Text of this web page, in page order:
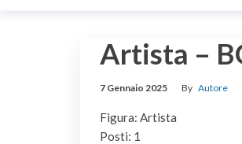
Artista –
7 Gennaio 2025 By Autore
Figura: Artista
Posti: 1